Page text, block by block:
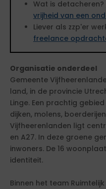
Wat is detacheren?
vrijheid van een
Liever als zzp'er
freelance
Organisatie onderdeel
Gemeente
land, in de provincie
Linge. Een prachtig
dijken, molens,
Vijfheerenlanden ligt
en A27. In deze groene
inwoners. De 16
identiteit.
Binnen het team